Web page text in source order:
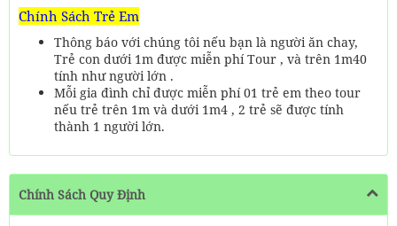
Chính Sách Trẻ Em
Thông báo với chúng tôi nếu bạn là người ăn chay,
Trẻ con dưới 1m được miễn phí Tour , và trên 1m40
tính như người lớn .
Mỗi gia đình chỉ được miễn phí 01 trẻ em theo tour
nếu trẻ trên 1m và dưới 1m4 , 2 trẻ sẽ được tính
thành 1 người lớn.
Chính Sách Quy Định